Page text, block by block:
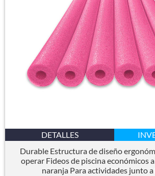
DETALLES
Durable Estructura de diseño
operar Fideos de piscina económicos
naranja Para actividades junto a